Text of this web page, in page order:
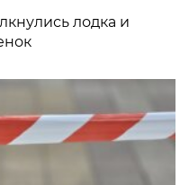
лодка и